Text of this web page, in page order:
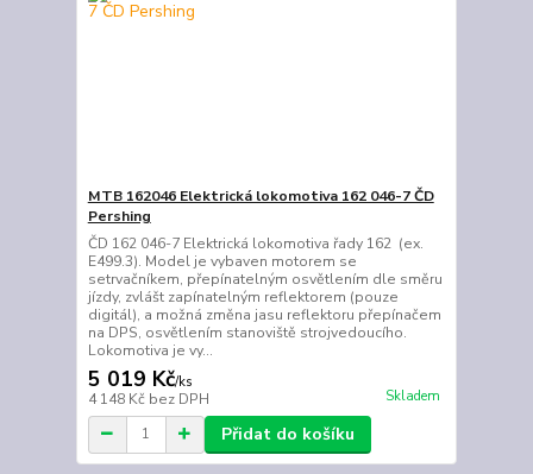
MTB 162046 Elektrická lokomotiva 162 046-7 ČD
Pershing
ČD 162 046-7 Elektrická lokomotiva řady 162 (ex.
E499.3). Model je vybaven motorem se
setrvačníkem, přepínatelným osvětlením dle směru
jízdy, zvlášt zapínatelným reflektorem (pouze
digitál), a možná změna jasu reflektoru přepínačem
na DPS, osvětlením stanoviště strojvedoucího.
Lokomotiva je vy...
5 019 Kč/ks
4 148 Kč bez DPH Skladem
Přidat do košíku